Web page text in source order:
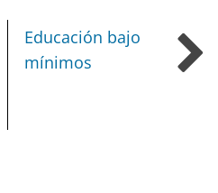
Educación bajo
mínimos